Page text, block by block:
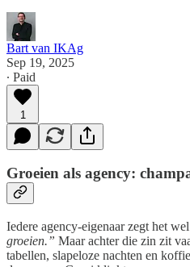
Bart van IKAg
Sep 19, 2025
∙ Paid
1
Groeien als agency:
Iedere agency-eigenaar zegt het
groeien.” Maar achter die zin zit
tabellen, slapeloze nachten en